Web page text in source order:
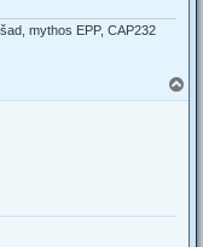
mythos EPP, CAP232
o